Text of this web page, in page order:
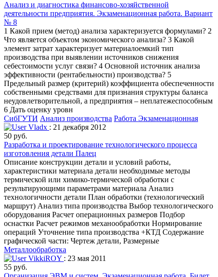
Анализ и диагностика финансово-хозяйственной
деятельности предприятия. Экзаменационная работа. Вариант
№ 8
1 Какой прием (метод) анализа характеризуется формулами? 2
Что является объектом экономического анализа? 3 Какой
элемент затрат характеризует материалоемкий тип
производства при выявлении источников снижения
себестоимости услуг связи? 4 Основной источник анализа
эффективности (рентабельности) производства? 5
Предельный размер (критерий) коэффициента обеспеченности
собственными средствами для признания структуры баланса
неудовлетворительной, а предприятия – неплатежеспособным
6 Дать оценку уровн
СибГУТИ Анализ производства Работа Экзаменационная
Vladx : 21 декабря 2012
50 руб.
Разработка и проектирование технологического процесса
изготовления детали Палец
Описание конструкции детали и условий работы,
характеристики материала детали необходимые методы
термической или химико-термической обработки с
результирующими параметрами материала Анализ
технологичности детали План обработки (технологический
маршрут) Анализ типа производства Выбор технологического
оборудования Расчет операционных размеров Подбор
оснастки Расчет режимов механообработки Нормирование
операций Уточнение типа производства +КТД Содержание
графической части: Чертеж детали, Размерные
Металлообработка
VikkiROY : 23 мая 2011
55 руб.